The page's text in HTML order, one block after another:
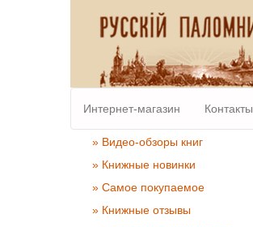
Интернет-магазин Контакты
» Видео-обзоры книг
» Книжные новинки
» Самое покупаемое
» Книжные отзывы